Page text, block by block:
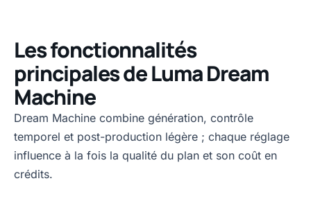
Les fonctionnalités
principales de Luma Dream
Machine
Dream Machine combine génération, contrôle
temporel et post-production légère ; chaque réglage
influence à la fois la qualité du plan et son coût en
crédits.